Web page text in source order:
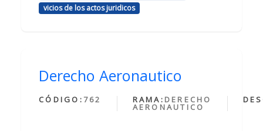
vicios de los actos juridicos
Derecho Aeronautico
CÓDIGO: 762 RAMA: DERECHO
AERONAUTICO